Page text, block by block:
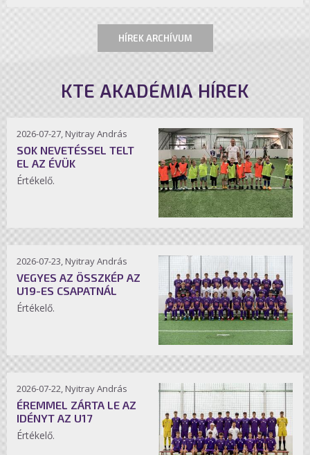
HÍREK ARCHÍVUM
KTE AKADÉMIA HÍREK
2026-07-27, Nyitray András
SOK NEVETÉSSEL TELT
EL AZ ÉVÜK
Értékelő.
2026-07-23, Nyitray András
VEGYES AZ ÖSSZKÉP AZ
U19-ES CSAPATNÁL
Értékelő.
2026-07-22, Nyitray András
ÉREMMEL ZÁRTA LE AZ
IDÉNYT AZ U17
Értékelő.